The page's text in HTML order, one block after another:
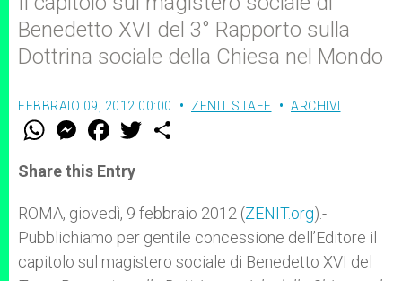
Benedetto XVI del 3° Rapporto sulla
Dottrina sociale della Chiesa nel Mondo
FEBBRAIO 09, 2012 00:00 ZENIT STAFF ARCHIVI
W
t
s
p
p
M
e
s
e
g
e
r
F
a
e
b
o
k
w
r
Share this Entry
ROMA, giovedì, 9 febbraio 2012 (ZENIT.org).-
Pubblichiamo per gentile concessione dell’Editore il
capitolo sul magistero sociale di Benedetto XVI del